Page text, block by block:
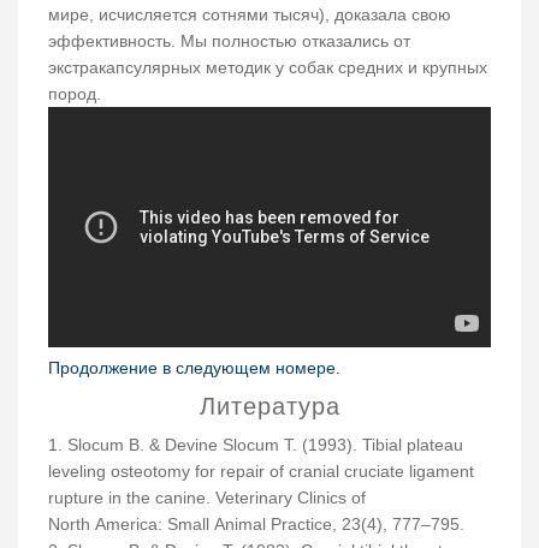
мире, исчисляется сотнями тысяч), доказала свою
эффективность. Мы полностью отказались от
экстракапсулярных методик у собак средних и крупных
пород.
Продолжение в следующем номере.
Литература
1. Slocum B. & Devine Slocum T. (1993). Tibial plateau
leveling osteotomy for repair of cranial cruciate ligament
rupture in the canine. Veterinary Clinics of
North America: Small Animal Practice, 23(4), 777–795.